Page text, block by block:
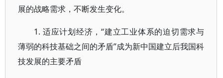
展的战略需求，不断发生变化。
1. 适应计划经济，“建立工业体系的迫切需求与
薄弱的科技基础之间的矛盾”成为新中国建立后我国科
技发展的主要矛盾